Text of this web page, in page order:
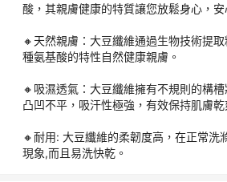
貨品價格以訂購當日所示為準，優惠不可
「訂單日」翌日起計，最快約 4~5 個工
日及公眾假期)，如遇 缺貨 或 其他不可控
酸，其親膚健康的特質讓您放鬆身心，安
🔸天然親膚：大豆纖維通過生物技術提
種氨基酸的特性自然健康親膚。
🔸吸濕透氣：大豆纖維擁有不規則的構
凸凹不平，吸汗性極強，有效保持肌膚乾
🔸耐用: 大豆纖維的柔韌度高，在正常洗
現象,而且易洗快乾。